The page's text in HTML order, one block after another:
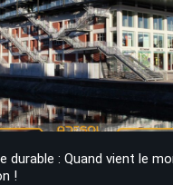
durable : Quand vient le
!